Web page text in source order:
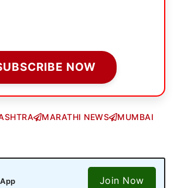
NOW
MARATHI NEWS
MUMBAI
Join Now